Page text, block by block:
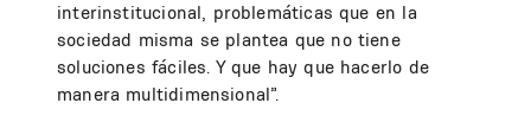
interinstitucional, problemáticas que en la
sociedad misma se plantea que no tiene
soluciones fáciles. Y que hay que hacerlo de
manera multidimensional”.